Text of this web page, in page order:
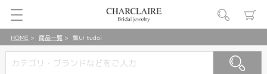
HOME 商品一覧 集い tudoi